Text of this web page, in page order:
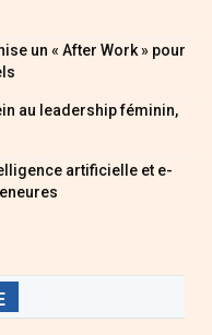
un « After Work » pour
au leadership féminin,
artificielle et e-